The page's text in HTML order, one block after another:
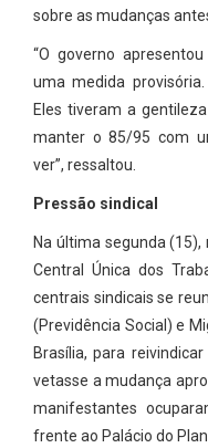
sobre as mudanças
“O governo
uma medida
Eles tiveram a
manter o 85/95 com
ver”, ressaltou.
Pressão sindical
Na última segunda
Central Única dos
centrais sindicais se
(Previdência Social) e
Brasília, para
vetasse a mudança
manifestantes
frente ao Palácio do